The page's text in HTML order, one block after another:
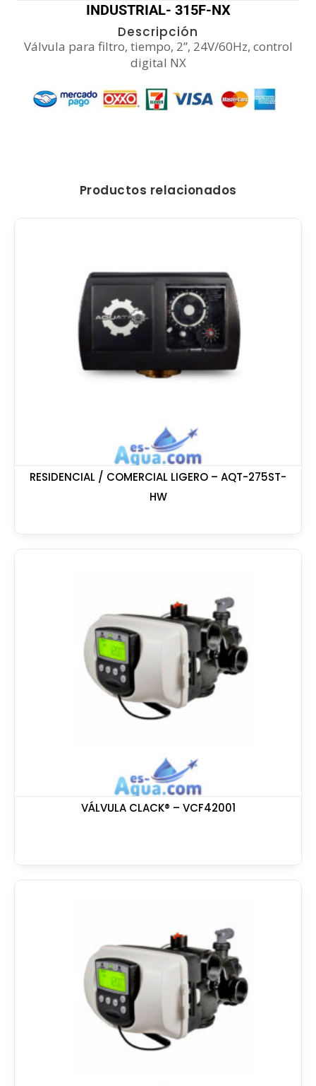
INDUSTRIAL- 315F-NX
Descripción
Válvula para filtro, tiempo, 2”, 24V/60Hz, control
digital NX
Productos relacionados
RESIDENCIAL / COMERCIAL LIGERO – AQT-275ST-
HW
VÁLVULA CLACK® – VCF42001